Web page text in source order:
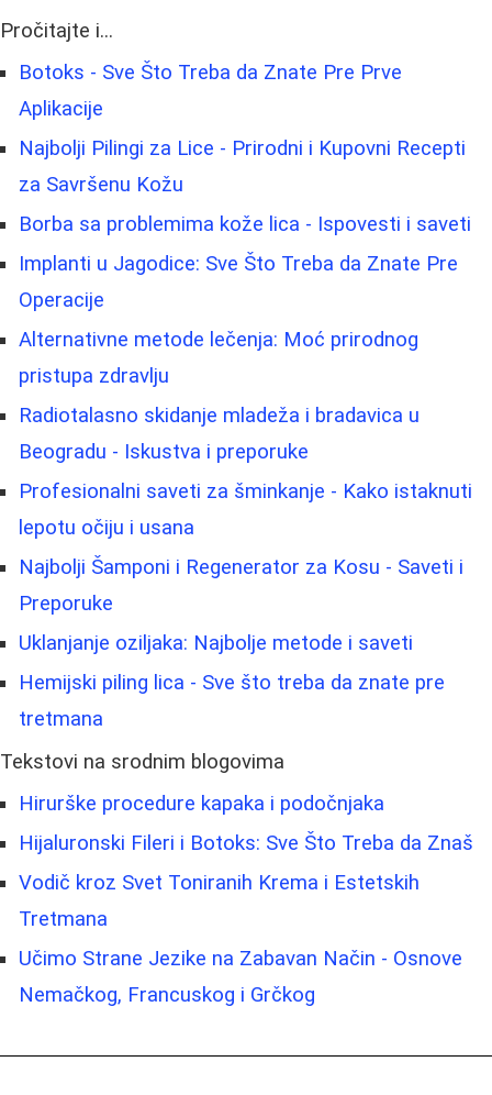
Pročitajte i...
Botoks - Sve Što Treba da Znate Pre Prve
Aplikacije
Najbolji Pilingi za Lice - Prirodni i Kupovni Recepti
za Savršenu Kožu
Borba sa problemima kože lica - Ispovesti i saveti
Implanti u Jagodice: Sve Što Treba da Znate Pre
Operacije
Alternativne metode lečenja: Moć prirodnog
pristupa zdravlju
Radiotalasno skidanje mladeža i bradavica u
Beogradu - Iskustva i preporuke
Profesionalni saveti za šminkanje - Kako istaknuti
lepotu očiju i usana
Najbolji Šamponi i Regenerator za Kosu - Saveti i
Preporuke
Uklanjanje oziljaka: Najbolje metode i saveti
Hemijski piling lica - Sve što treba da znate pre
tretmana
Tekstovi na srodnim blogovima
Hirurške procedure kapaka i podočnjaka
Hijaluronski Fileri i Botoks: Sve Što Treba da Znaš
Vodič kroz Svet Toniranih Krema i Estetskih
Tretmana
Učimo Strane Jezike na Zabavan Način - Osnove
Nemačkog, Francuskog i Grčkog